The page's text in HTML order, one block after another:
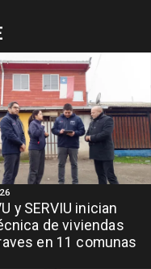
y SERVIU inician
de viviendas
en 11 comunas